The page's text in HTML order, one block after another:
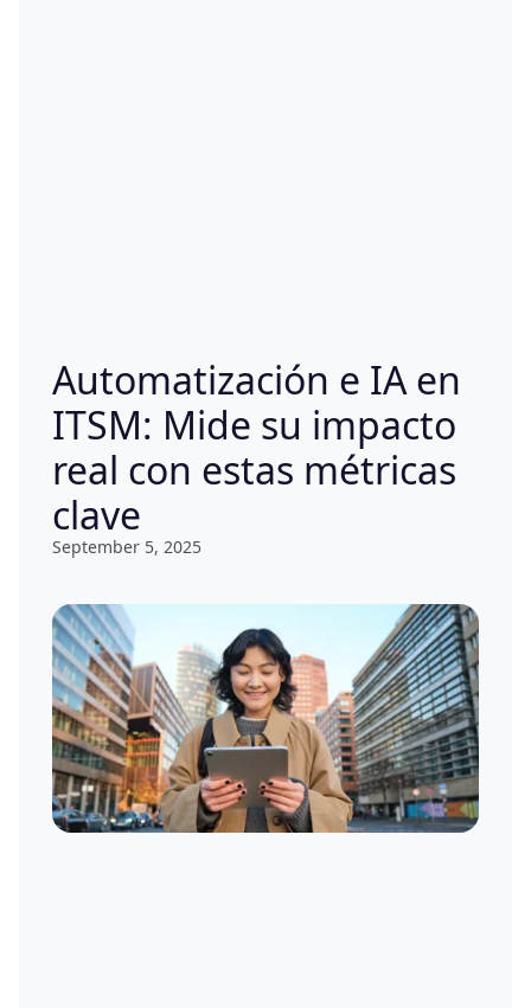
Automatización e IA en
ITSM: Mide su impacto
real con estas métricas
clave
September 5, 2025